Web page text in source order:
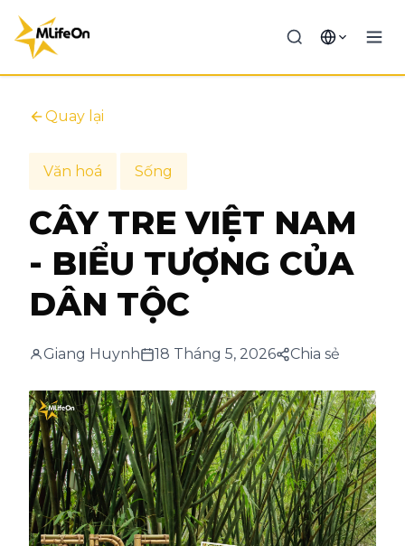
Quay lại
Văn hoá Sống
CÂY TRE VIỆT NAM
- BIỂU TƯỢNG CỦA
DÂN TỘC
Giang Huynh 18 Tháng 5, 2026 Chia sẻ